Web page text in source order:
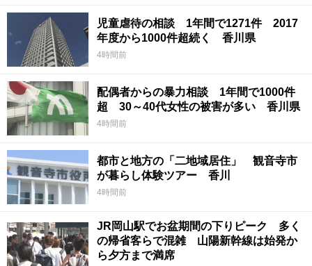
児童虐待の相談 1年間で1271件 2017
年度から1000件超続く 香川県
4時間前
配偶者からの暴力相談 1年間で1000件
超 30～40代女性の被害が多い 香川県
4時間前
都市と地方の「二地域居住」 観音寺市
が暮らし体験ツアー 香川
4時間前
JR岡山駅でお盆期間の下りピーク 多く
の帰省客らで混雑 山陽新幹線は始発か
ら夕方まで満席